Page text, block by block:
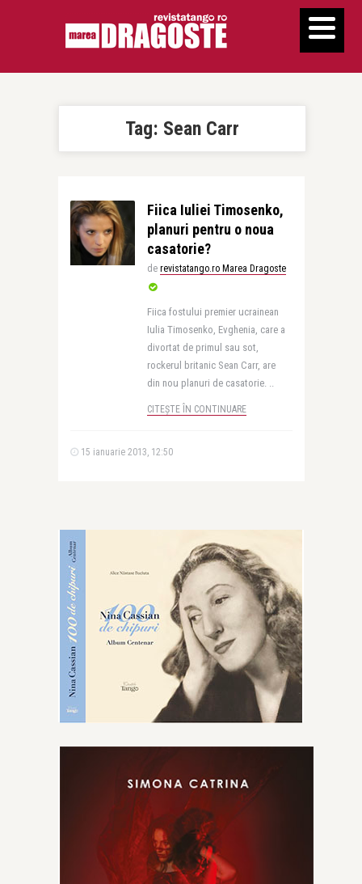
Tag: Sean Carr
Fiica Iuliei Timosenko,
planuri pentru o noua
casatorie?
de revistatango.ro Marea Dragoste
Fiica fostului premier ucrainean
Iulia Timosenko, Evghenia, care a
divortat de primul sau sot,
rockerul britanic Sean Carr, are
din nou planuri de casatorie. ..
CITEȘTE ÎN CONTINUARE
15 ianuarie 2013, 12:50